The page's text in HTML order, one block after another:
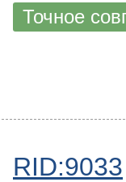
Точное
RID:9033